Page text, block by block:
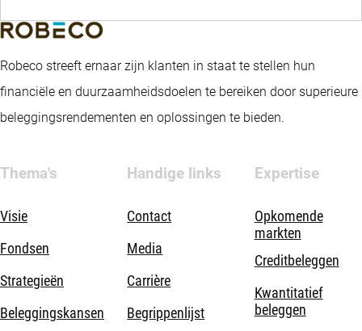
Robeco streeft ernaar zijn klanten in staat te stellen hun
financiële en duurzaamheidsdoelen te bereiken door superieure
beleggingsrendementen en oplossingen te bieden.
Thema's
Visie
Fondsen
Strategieën
Beleggingskansen
Handige links
Contact
Media
Carrière
Begrippenlijst
Expertise
Opkomende
markten
Creditbeleggen
Kwantitatief
beleggen